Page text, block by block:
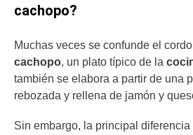
cachopo?
Muchas veces se confunde el
cachopo, un plato típico de la
también se elabora a partir de una
rebozada y rellena de jamón y
Sin embargo, la principal